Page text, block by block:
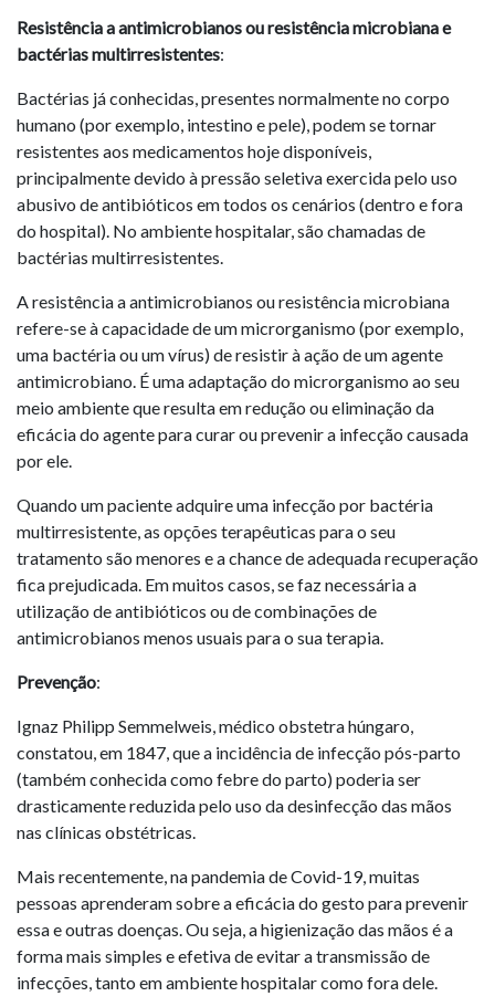
Resistência a antimicrobianos ou resistência microbiana e
bactérias multirresistentes:
Bactérias já conhecidas, presentes normalmente no corpo
humano (por exemplo, intestino e pele), podem se tornar
resistentes aos medicamentos hoje disponíveis,
principalmente devido à pressão seletiva exercida pelo uso
abusivo de antibióticos em todos os cenários (dentro e fora
do hospital). No ambiente hospitalar, são chamadas de
bactérias multirresistentes.
A resistência a antimicrobianos ou resistência microbiana
refere-se à capacidade de um microrganismo (por exemplo,
uma bactéria ou um vírus) de resistir à ação de um agente
antimicrobiano. É uma adaptação do microrganismo ao seu
meio ambiente que resulta em redução ou eliminação da
eficácia do agente para curar ou prevenir a infecção causada
por ele.
Quando um paciente adquire uma infecção por bactéria
multirresistente, as opções terapêuticas para o seu
tratamento são menores e a chance de adequada recuperação
fica prejudicada. Em muitos casos, se faz necessária a
utilização de antibióticos ou de combinações de
antimicrobianos menos usuais para o sua terapia.
Prevenção:
Ignaz Philipp Semmelweis, médico obstetra húngaro,
constatou, em 1847, que a incidência de infecção pós-parto
(também conhecida como febre do parto) poderia ser
drasticamente reduzida pelo uso da desinfecção das mãos
nas clínicas obstétricas.
Mais recentemente, na pandemia de Covid-19, muitas
pessoas aprenderam sobre a eficácia do gesto para prevenir
essa e outras doenças. Ou seja, a higienização das mãos é a
forma mais simples e efetiva de evitar a transmissão de
infecções, tanto em ambiente hospitalar como fora dele.